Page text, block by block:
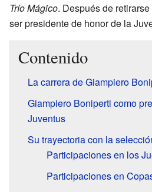
Trío Mágico. Después de
ser presidente de honor de la
Contenido
La carrera de Giampiero
Giampiero Boniperti como
Juventus
Su trayectoria con la
Participaciones en los
Participaciones en